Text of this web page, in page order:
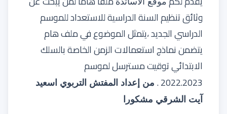
وثائق تنظيم السنة الدراسية للاستعداد للموسم
الدراسي الجديد ،يتمثل الموضوع في ملف هام
يتضمن نماذج استعمالات الزمن الخاصة بالسلك
الابتدائي توقيت مسترسل لموسم
2022.2023 . من إعداد المفتش التربوي اسعيد
آيت الشرقي مشكورا